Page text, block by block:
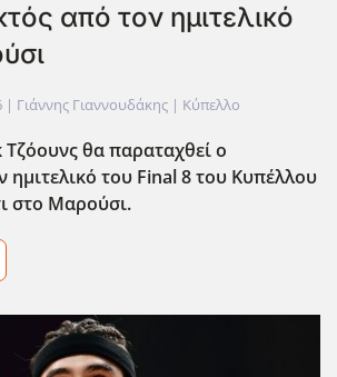
από τον ημιτελικό
| Γιάννης Γιαννουδάκης | Κύπελλο
Τζόουνς θα παραταχθεί ο
του Final8 του Κυπέλλου
στο Μαρούσι.